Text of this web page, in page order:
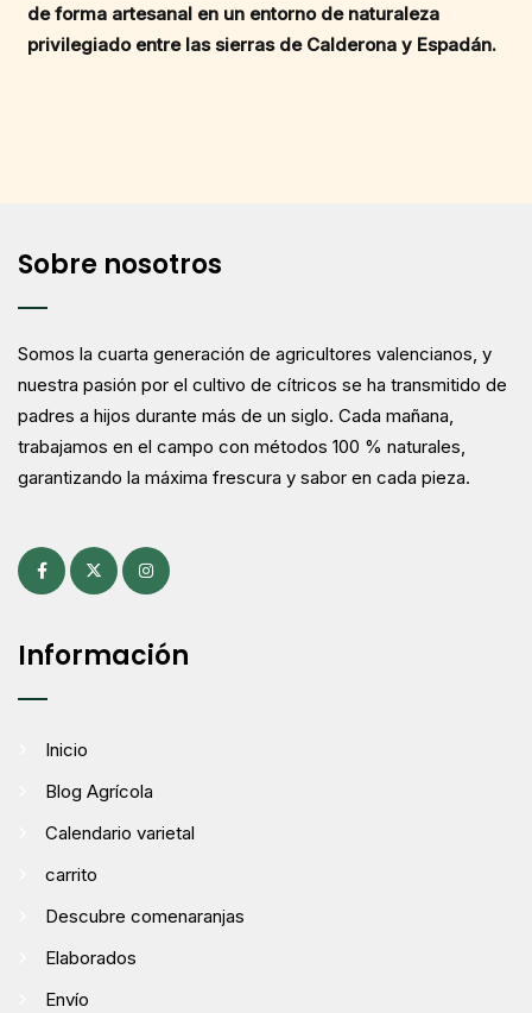
de forma artesanal en un entorno de naturaleza
privilegiado entre las sierras de Calderona y Espadán.
Sobre nosotros
Somos la cuarta generación de agricultores valencianos, y
nuestra pasión por el cultivo de cítricos se ha transmitido de
padres a hijos durante más de un siglo. Cada mañana,
trabajamos en el campo con métodos 100 % naturales,
garantizando la máxima frescura y sabor en cada pieza.
Información
Inicio
Blog Agrícola
Calendario varietal
carrito
Descubre comenaranjas
Elaborados
Envío